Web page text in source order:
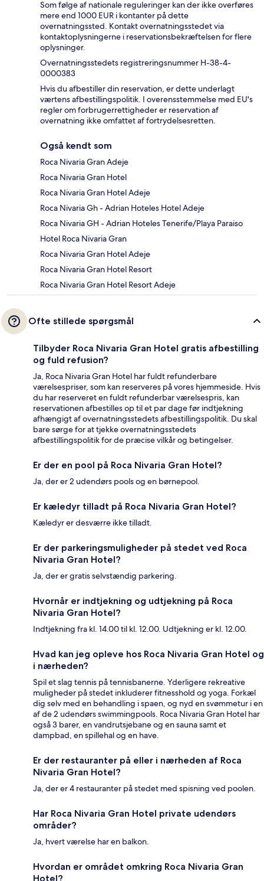
Som følge af nationale reguleringer kan der ikke overføres
mere end 1000 EUR i kontanter på dette
overnatningssted. Kontakt overnatningsstedet via
kontaktoplysningerne i reservationsbekræftelsen for flere
oplysninger.
Overnatningsstedets registreringsnummer H-38-4-
0000383
Hvis du afbestiller din reservation, er dette underlagt
værtens afbestillingspolitik. I overensstemmelse med EU's
regler om forbrugerrettigheder er reservation af
overnatning ikke omfattet af fortrydelsesretten.
Også kendt som
Roca Nivaria Gran Adeje
Roca Nivaria Gran Hotel
Roca Nivaria Gran Hotel Adeje
Roca Nivaria Gh - Adrian Hoteles Hotel Adeje
Roca Nivaria GH - Adrian Hoteles Tenerife/Playa Paraiso
Hotel Roca Nivaria Gran
Roca Nivaria Gran Hotel Adeje
Roca Nivaria Gran Hotel Resort
Roca Nivaria Gran Hotel Resort Adeje
Ofte stillede spørgsmål
Tilbyder Roca Nivaria Gran Hotel gratis afbestilling
og fuld refusion?
Ja, Roca Nivaria Gran Hotel har fuldt refunderbare
værelsespriser, som kan reserveres på vores hjemmeside. Hvis
du har reserveret en fuldt refunderbar værelsespris, kan
reservationen afbestilles op til et par dage før indtjekning
afhængigt af overnatningsstedets afbestillingspolitik. Du skal
bare sørge for at tjekke overnatningsstedets
afbestillingspolitik for de præcise vilkår og betingelser.
Er der en pool på Roca Nivaria Gran Hotel?
Ja, der er 2 udendørs pools og en børnepool.
Er kæledyr tilladt på Roca Nivaria Gran Hotel?
Kæledyr er desværre ikke tilladt.
Er der parkeringsmuligheder på stedet ved Roca
Nivaria Gran Hotel?
Ja, der er gratis selvstændig parkering.
Hvornår er indtjekning og udtjekning på Roca
Nivaria Gran Hotel?
Indtjekning fra kl. 14.00 til kl. 12.00. Udtjekning er kl. 12.00.
Hvad kan jeg opleve hos Roca Nivaria Gran Hotel og
i nærheden?
Spil et slag tennis på tennisbanerne. Yderligere rekreative
muligheder på stedet inkluderer fitnesshold og yoga. Forkæl
dig selv med en behandling i spaen, og nyd en svømmetur i en
af de 2 udendørs swimmingpools. Roca Nivaria Gran Hotel har
også 3 barer, en vandrutsjebane og en sauna samt et
dampbad, en spillehal og en have.
Er der restauranter på eller i nærheden af Roca
Nivaria Gran Hotel?
Ja, der er 4 restauranter på stedet med spisning ved poolen.
Har Roca Nivaria Gran Hotel private udendørs
områder?
Ja, hvert værelse har en balkon.
Hvordan er området omkring Roca Nivaria Gran
Hotel?